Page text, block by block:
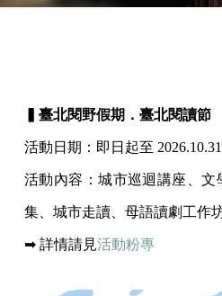
▍臺北閱野假期．臺北閱讀節
活動日期：即日起至 2026.10.31
活動內容：城市巡迴講座、
集、城市走讀、母語讀劇工作
➡ 詳情請見活動粉專